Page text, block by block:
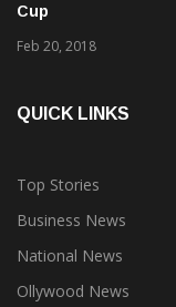
Cup
Feb 20, 2018
QUICK LINKS
Top Stories
Business News
National News
Ollywood News